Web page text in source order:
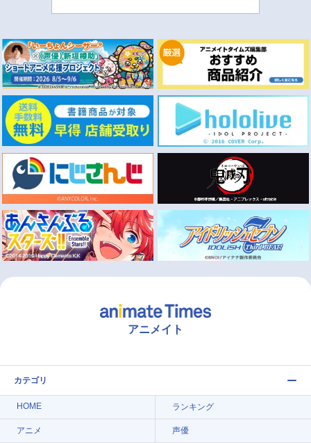
アニメイト
カテゴリ
HOME ランキング
アニメ 声優